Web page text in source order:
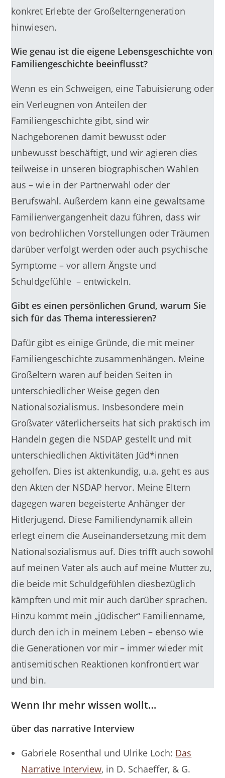
konkret Erlebte der Großelterngeneration
hinwiesen.
Wie genau ist die eigene Lebensgeschichte von
Familiengeschichte beeinflusst?
Wenn es ein Schweigen, eine Tabuisierung oder
ein Verleugnen von Anteilen der
Familiengeschichte gibt, sind wir
Nachgeborenen damit bewusst oder
unbewusst beschäftigt, und wir agieren dies
teilweise in unseren biographischen Wahlen
aus – wie in der Partnerwahl oder der
Berufswahl. Außerdem kann eine gewaltsame
Familienvergangenheit dazu führen, dass wir
von bedrohlichen Vorstellungen oder Träumen
darüber verfolgt werden oder auch psychische
Symptome – vor allem Ängste und
Schuldgefühle – entwickeln.
Gibt es einen persönlichen Grund, warum Sie
sich für das Thema interessieren?
Dafür gibt es einige Gründe, die mit meiner
Familiengeschichte zusammenhängen. Meine
Großeltern waren auf beiden Seiten in
unterschiedlicher Weise gegen den
Nationalsozialismus. Insbesondere mein
Großvater väterlicherseits hat sich praktisch im
Handeln gegen die NSDAP gestellt und mit
unterschiedlichen Aktivitäten Jüd*innen
geholfen. Dies ist aktenkundig, u.a. geht es aus
den Akten der NSDAP hervor. Meine Eltern
dagegen waren begeisterte Anhänger der
Hitlerjugend. Diese Familiendynamik allein
erlegt einem die Auseinandersetzung mit dem
Nationalsozialismus auf. Dies trifft auch sowohl
auf meinen Vater als auch auf meine Mutter zu,
die beide mit Schuldgefühlen diesbezüglich
kämpften und mit mir auch darüber sprachen.
Hinzu kommt mein „jüdischer“ Familienname,
durch den ich in meinem Leben – ebenso wie
die Generationen vor mir – immer wieder mit
antisemitischen Reaktionen konfrontiert war
und bin.
Wenn Ihr mehr wissen wollt…
über das narrative Interview
Gabriele Rosenthal und Ulrike Loch: Das
Narrative Interview, in D. Schaeffer, & G.